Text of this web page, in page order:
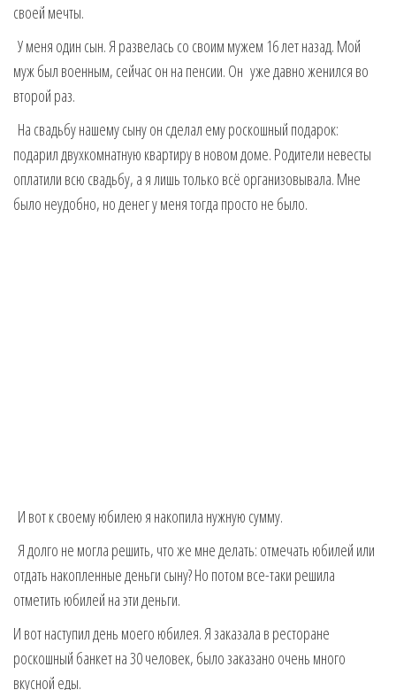
своей мечты.
У меня один сын. Я развелась со своим мужем 16 лет назад. Мой
муж был военным, сейчас он на пенсии. Он уже давно женился во
второй раз.
На свадьбу нашему сыну он сделал ему роскошный подарок:
подарил двухкомнатную квартиру в новом доме. Родители невесты
оплатили всю свадьбу, а я лишь только всё организовывала. Мне
было неудобно, но денег у меня тогда просто не было.
И вот к своему юбилею я накопила нужную сумму.
Я долго не могла решить, что же мне делать: отмечать юбилей или
отдать накопленные деньги сыну? Но потом все-таки решила
отметить юбилей на эти деньги.
И вот наступил день моего юбилея. Я заказала в ресторане
роскошный банкет на 30 человек, было заказано очень много
вкусной еды.